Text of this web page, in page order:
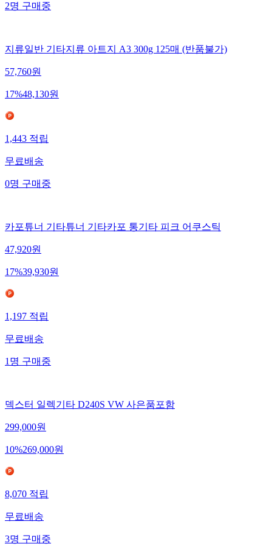
2명구매중
지류일반 기타지류 아트지 A3 300g 125매 (반품불가)
57,760원
17%48,130원
1,443적립
무료배송
0명구매중
카포튜너 기타튜너 기타카포 통기타 피크 어쿠스틱
47,920원
17%39,930원
1,197적립
무료배송
1명구매중
덱스터 일렉기타 D240S VW 사은품포함
299,000원
10%269,000원
8,070적립
무료배송
3명구매중